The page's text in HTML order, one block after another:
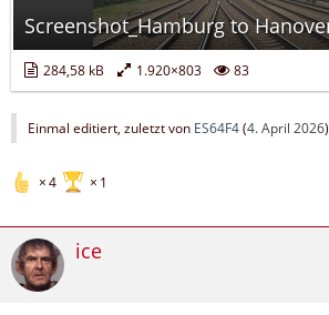
284,58 kB 1.920×803 83
Einmal editiert, zuletzt von ES64F4(4. April 2026)
4 1
ice